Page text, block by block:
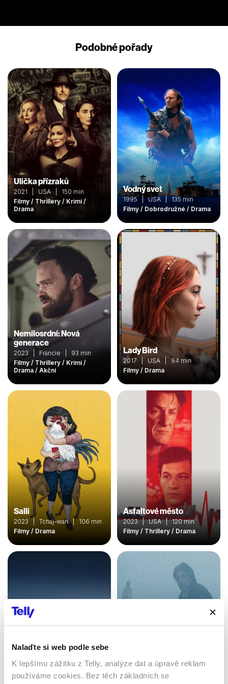
Nalaďte si web podle sebe
K lepšímu zážitku z Telly, analýze dat a úpravě reklam
používáme cookies. Bez těch základních se
Podobné pořady
Ulička přízraků
2021 | USA | 150 min
Filmy / Thrillery / Krimi /
Drama
Vodný svet
1995 | USA | 135 min
Filmy / Dobrodružné / Drama
Nemilosrdní: Nová
generace
2023 | Francie | 93 min
Filmy / Thrillery / Krimi /
Drama / Akční
Lady Bird
2017 | USA | 94 min
Filmy / Drama
Salli
2023 | Tchaj-wan | 106 min
Filmy / Drama
Asfaltové město
2023 | USA | 120 min
Filmy / Thrillery / Drama
2014 | USA, Bulharsko,
Kanada | 109 min
Insomnie
2002 | USA | 114 min